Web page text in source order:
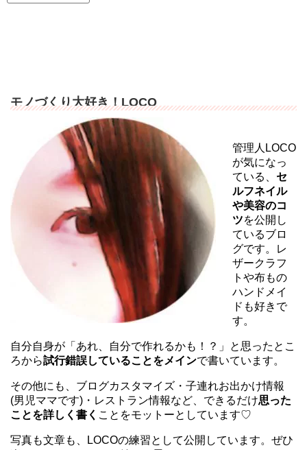
モノづくり大好き！LOCO
管理人LOCO
が気になっ
ている、 セ
ルフネイル
や美容のコ
ツを公開し
ているブロ
グです。レ
ザークラフ
トや布もの
ハンドメイ
ドも好きで
す。
自分自身が「あれ、自分で作れるかも！？」と思ったとこ
ろから試行錯誤していることをメインで書いています。
その他にも、ブログカスタマイズ・子連れお出かけ情報
(男児ママです)・レストラン情報など、できるだけ思った
ことを詳しく書く ことをモットーとしています♡
写真も文章も、LOCOの練習として公開しています。ぜひ